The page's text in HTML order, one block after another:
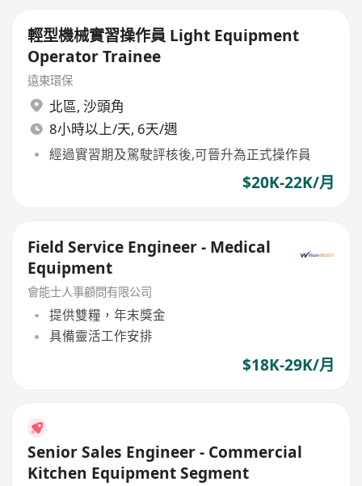
輕型機械實習操作員 Light Equipment
Operator Trainee
遠東環保
北區, 沙頭角
8小時以上/天, 6天/週
經過實習期及駕駛評核後,可晉升為正式操作員
$20K-22K/月
Field Service Engineer - Medical
Equipment
會能士人事顧問有限公司
提供雙糧，年末獎金
具備靈活工作安排
$18K-29K/月
Senior Sales Engineer - Commercial
Kitchen Equipment Segment